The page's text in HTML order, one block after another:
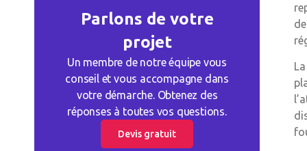
Parlons de votre
projet
Un membre de notre équipe vous
conseil et vous accompagne dans
votre démarche. Obtenez des
réponses à toutes vos questions.
Devis gratuit